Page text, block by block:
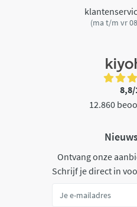
(ma t/m vr
8,8/
12.860
Ontvang onze
Schrijf je direct in